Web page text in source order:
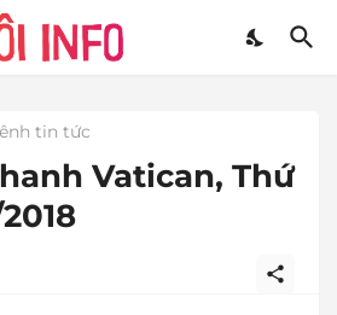
tin tức
Vatican, Thứ